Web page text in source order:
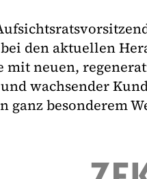
den aktuellen
mit neuen,
wachsender
ganz besonderem